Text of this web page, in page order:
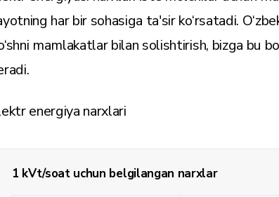
har bir sohasiga ta'sir ko‘rsatadi.
mamlakatlar bilan solishtirish, bizga bu
energiya narxlari
1 kVt/soat uchun belgilangan narxlar